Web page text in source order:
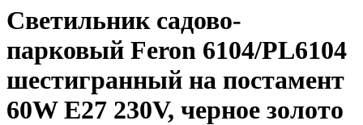
Светильник садово-
парковый Feron 6104/PL6104
шестигранный на постамент
60W E27 230V, черное золото